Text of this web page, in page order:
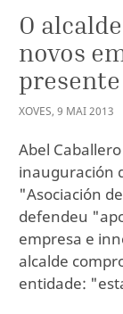
O
novos
XOVES, 9 MAI2013
Abel
inauguración
"Asociación
defendeu
empresa e
alcalde
entidade: